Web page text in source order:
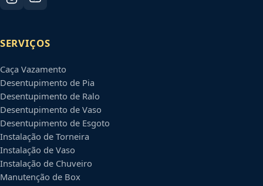
SERVIÇOS
Caça Vazamento
Desentupimento de Pia
Desentupimento de Ralo
Desentupimento de Vaso
Desentupimento de Esgoto
Instalação de Torneira
Instalação de Vaso
Instalação de Chuveiro
Manutenção de Box